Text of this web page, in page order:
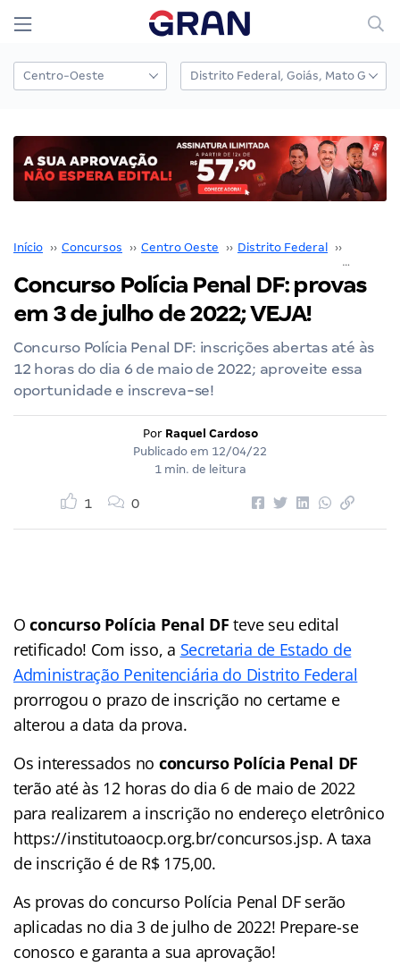
Início ›› Concursos ›› Centro Oeste ›› Distrito Federal ››
Concurso Polícia Penal DF: provas
em 3 de julho de 2022; VEJA!
Concurso Polícia Penal DF: inscrições abertas até às
12 horas do dia 6 de maio de 2022; aproveite essa
oportunidade e inscreva-se!
Por Raquel Cardoso
Publicado em 12/04/22
1 min. de leitura
1 0
Oconcurso Polícia Penal DF teve seu edital
retificado! Com isso, a Secretaria de Estado de
Administração Penitenciária do Distrito Federal
prorrogou o prazo de inscrição no certame e
alterou a data da prova.
Os interessados no concurso Polícia Penal DF
terão até às 12 horas do dia 6 de maio de 2022
para realizarem a inscrição no endereço eletrônico
https://institutoaocp.org.br/concursos.jsp. A taxa
de inscrição é de R$ 175,00.
As provas do concurso Polícia Penal DF serão
aplicadas no dia 3 de julho de 2022! Prepare-se
conosco e garanta a sua aprovação!